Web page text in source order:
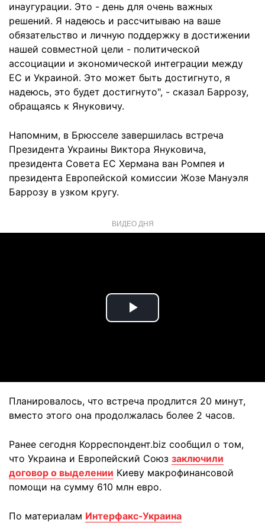
инаугурации. Это - день для очень важных
решений. Я надеюсь и рассчитываю на ваше
обязательство и личную поддержку в достижении
нашей совместной цели - политической
ассоциации и экономической интеграции между
ЕС и Украиной. Это может быть достигнуто, я
надеюсь, это будет достигнуто", - сказал Баррозу,
обращаясь к Януковичу.
Напомним, в Брюсселе завершилась встреча
Президента Украины Виктора Януковича,
президента Совета ЕС Хермана ван Ромпея и
президента Европейской комиссии Жозе Мануэля
Баррозу в узком кругу.
ВИДЕО ДНЯ
Play
Планировалось, что встреча продлится 20 минут,
вместо этого она продолжалась более 2 часов.
Ранее сегодня Корреспондент.biz сообщил о том,
что Украина и Европейский Союз заключили
договор о выделении Киеву макрофинансовой
помощи на сумму 610 млн евро.
По материалам Интерфакс-Украина